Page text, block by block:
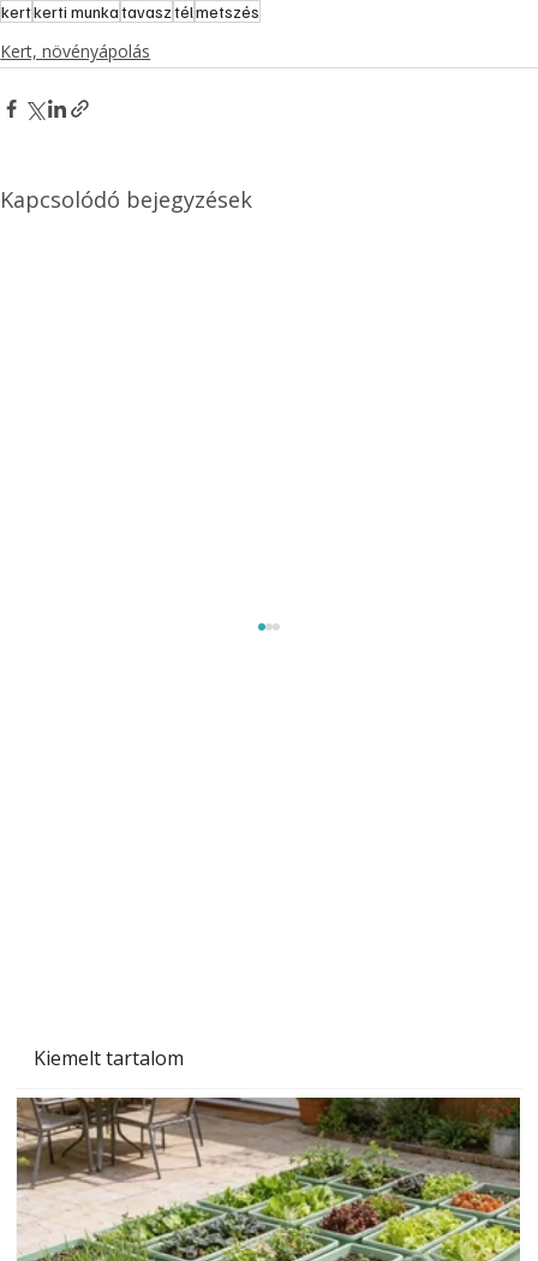
Kiemelt tartalom
kertkerti munkatavasztélmetszés
Kert, növényápolás
Kapcsolódó bejegyzések